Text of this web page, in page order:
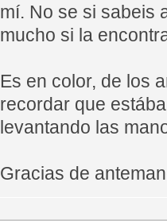
mí. No se si sabeis
mucho si la
Es en color, de los
recordar que
levantando las
Gracias de